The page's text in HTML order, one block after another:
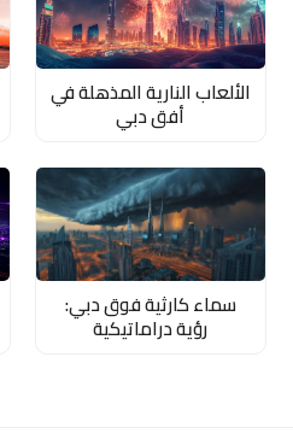
الألعاب النارية المذهلة في
أفق دبي
سماء كارثية فوق دبي:
رؤية دراماتيكية